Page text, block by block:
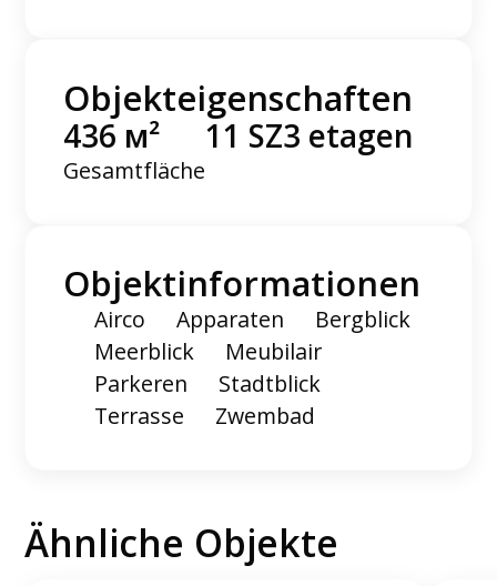
Objekteigenschaften
436 м²
Gesamtfläche
11 SZ3 etagen
Objektinformationen
Airco Apparaten
Bergblick
Meerblick
Meubilair
Parkeren
Stadtblick
Terrasse
Zwembad
Ähnliche Objekte